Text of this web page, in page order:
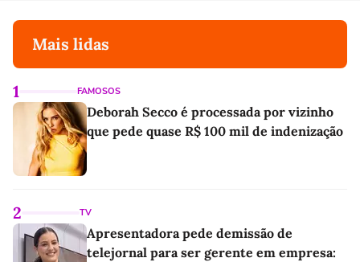
Mais lidas
1 FAMOSOS
Deborah Secco é processada por vizinho
que pede quase R$ 100 mil de indenização
2 TV
Apresentadora pede demissão de
telejornal para ser gerente em empresa: